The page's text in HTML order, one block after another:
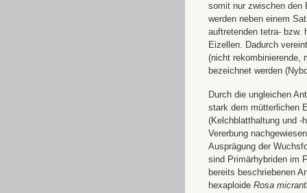
somit nur zwischen den
werden neben einem
auftretenden tetra- bzw.
Eizellen. Dadurch
(nicht rekombinierende,
bezeichnet werden
Durch die ungleichen
stark dem mütterlichen
(Kelchblatthaltung und -
Vererbung
Ausprägung der
sind Primärhybriden im
bereits beschriebenen
hexaploide Rosa